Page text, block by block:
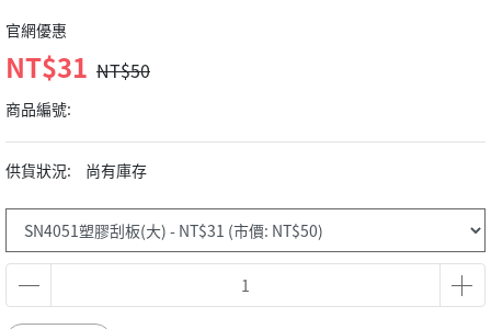
官網優惠
NT$31 NT$50
商品編號:
供貨狀況: 尚有庫存